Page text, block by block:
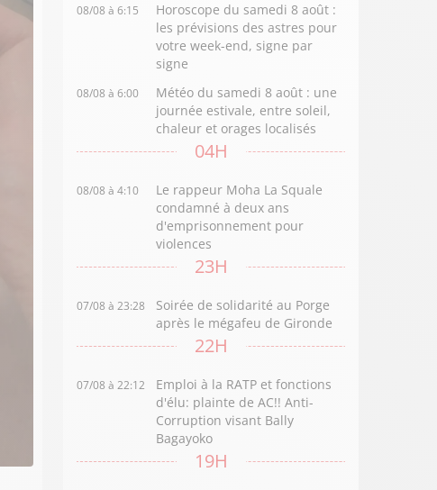
08/08 à 6:15
Horoscope du samedi 8 août :
les prévisions des astres pour
votre week-end, signe par
signe
08/08 à 6:00
Météo du samedi 8 août : une
journée estivale, entre soleil,
chaleur et orages localisés
04H
08/08 à 4:10
Le rappeur Moha La Squale
condamné à deux ans
d'emprisonnement pour
violences
23H
07/08 à 23:28
Soirée de solidarité au Porge
après le mégafeu de Gironde
22H
07/08 à 22:12
Emploi à la RATP et fonctions
d'élu: plainte de AC!! Anti-
Corruption visant Bally
Bagayoko
19H